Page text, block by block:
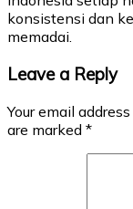
konsistensi dan
memadai.
Leave a Reply
Your email
are marked *